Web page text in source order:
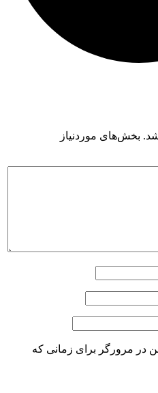
بخش‌های موردنیاز
در مرورگر برای زمانی که